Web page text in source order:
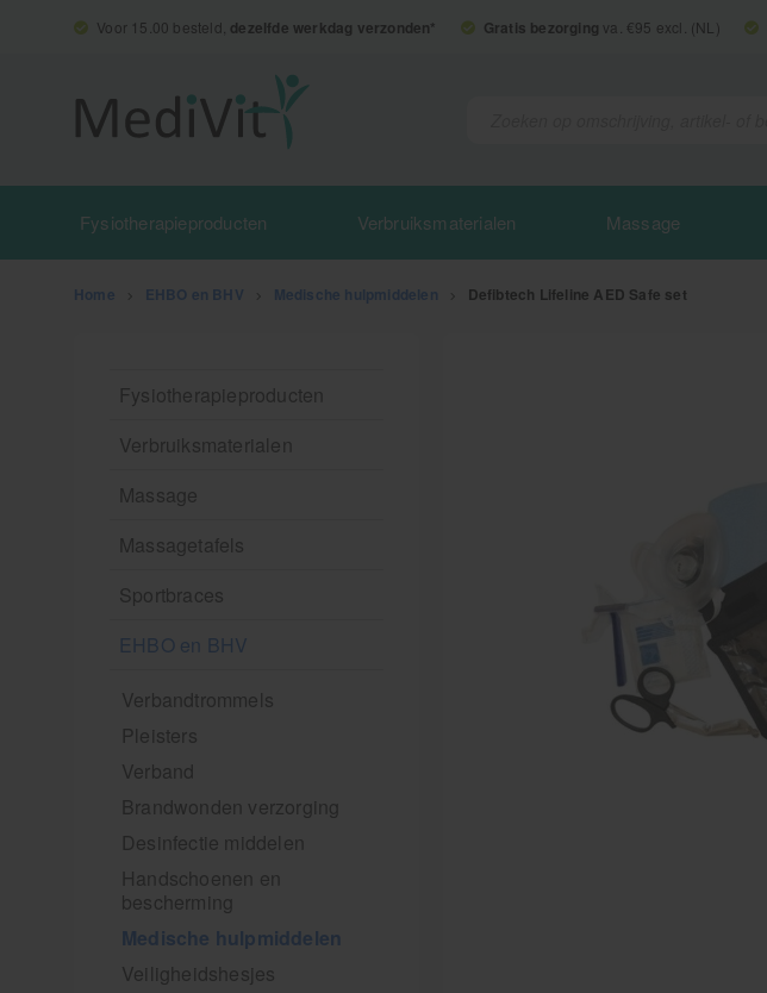
Voor 15.00 besteld, dezelfde werkdag verzonden* Gratis bezorging va. €95 excl. (NL)
Fysiotherapieproducten Verbruiksmaterialen Massage
Home EHBO en BHV Medische hulpmiddelen Defibtech Lifeline AED Safe set
Fysiotherapieproducten
Verbruiksmaterialen
Massage
Massagetafels
Sportbraces
EHBO en BHV
Verbandtrommels
Pleisters
Verband
Brandwonden verzorging
Desinfectie middelen
Handschoenen en
bescherming
Medische hulpmiddelen
Veiligheidshesjes